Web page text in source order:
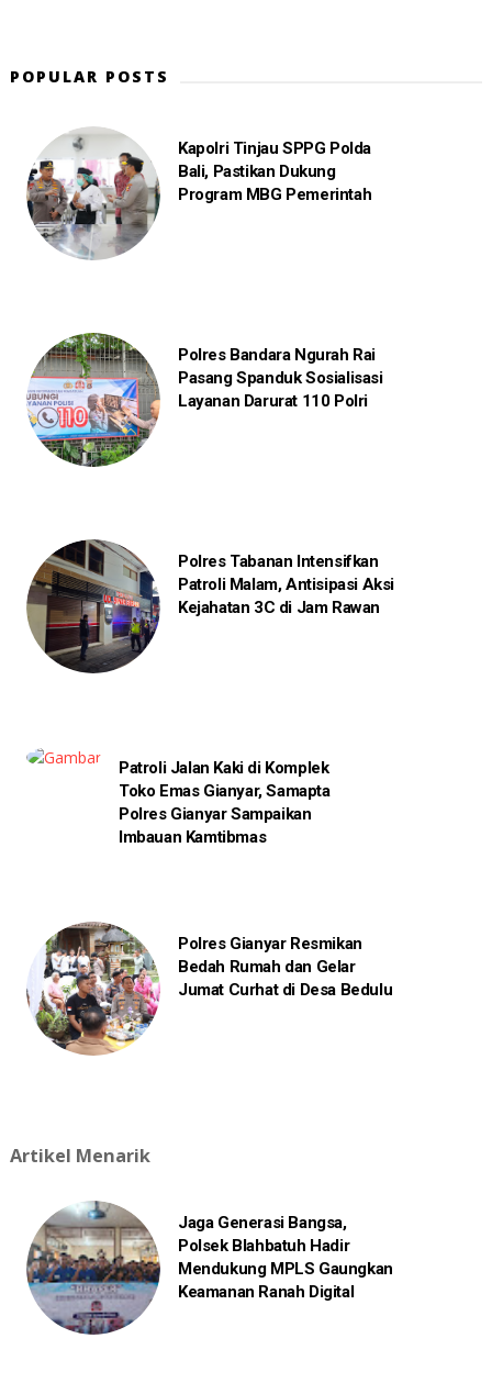
POPULAR POSTS
Kapolri Tinjau SPPG Polda
Bali, Pastikan Dukung
Program MBG Pemerintah
Polres Bandara Ngurah Rai
Pasang Spanduk Sosialisasi
Layanan Darurat 110 Polri
Polres Tabanan Intensifkan
Patroli Malam, Antisipasi Aksi
Kejahatan 3C di Jam Rawan
Patroli Jalan Kaki di Komplek
Toko Emas Gianyar, Samapta
Polres Gianyar Sampaikan
Imbauan Kamtibmas
Polres Gianyar Resmikan
Bedah Rumah dan Gelar
Jumat Curhat di Desa Bedulu
Artikel Menarik
Jaga Generasi Bangsa,
Polsek Blahbatuh Hadir
Mendukung MPLS Gaungkan
Keamanan Ranah Digital